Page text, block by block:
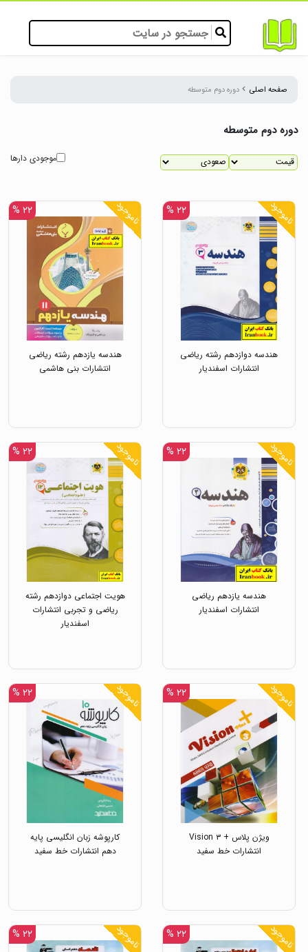
صفحه اصلی دوره دوم متوسطه
دوره دوم متوسطه
موجودی دارها
ناموجود ۲۲ %
هندسه دوازدهم رشته ریاضی
انتشارات اسفندیار
ناموجود ۲۲ %
هندسه یازدهم رشته ریاضی
انتشارات بنی هاشمی
ناموجود ۲۲ %
هندسه یازدهم ریاضی
انتشارات اسفندیار
ناموجود ۲۲ %
هویت اجتماعی دوازدهم رشته
ریاضی و تجربی انتشارات
اسفندیار
ناموجود ۲۲ %
ویژن پلاس + Vision ۳
انتشارات خط سفید
ناموجود ۲۲ %
کارپوشه زبان انگلیسی پایه
دهم انتشارات خط سفید
ناموجود ۲۲ % ناموجود ۲۲ %